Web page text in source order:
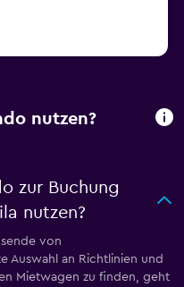
nutzen?
zur Buchung
nutzen?
von
Auswahl an Richtlinien und
Mietwagen zu finden, geht